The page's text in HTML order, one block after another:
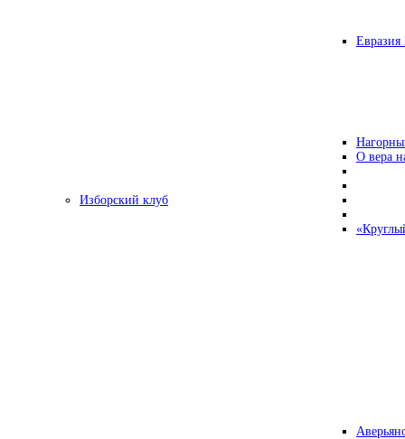
Евразия
О вера
Изборский клуб